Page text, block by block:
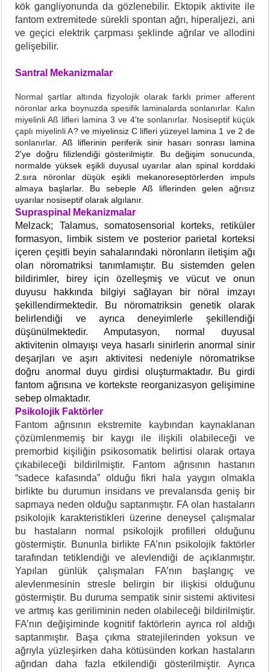
kök gangliyonunda da gözlenebilir. Ektopik aktivite ile
fantom extremitede sürekli spontan ağrı, hiperaljezi, ani
ve geçici elektrik çarpması şeklinde ağrılar ve allodini
gelişebilir.
Santral Mekanizmalar
Normal şartlar altında fizyolojik olarak farklı primer afferent
nöronlar arka boynuzda spesifik laminalarda sonlanırlar. Kalın
miyelinli Aß lifleri lamina 3 ve 4'te sonlanırlar. Nosiseptif küçük
çaplı miyelinli A? ve miyelinsiz C lifleri yüzeyel lamina 1 ve 2 de
sonlanırlar.
Aß liflerinin periferik sinir hasarı sonrası lamina
2'ye doğru filizlendiği gösterilmiştir. Bu değişim sonucunda,
normalde yüksek eşikli duyusal uyarılar alan spinal korddaki
2.sıra nöronlar düşük eşikli mekanoreseptörlerden impuls
almaya başlarlar. Bu sebeple Aß liflerinden gelen ağrısız
uyarılar nosiseptif olarak algılanır.
Supraspinal Mekanizmalar
Melzack; Talamus, somatosensorial korteks, retiküler
formasyon, limbik sistem ve posterior parietal korteksi
içeren çeşitli beyin sahalarındaki nöronların iletişim ağı
olan nöromatriksi tanımlamıştır. Bu sistemden gelen
bildirimler, birey için özelleşmiş ve vücut ve onun
duyusu hakkında bilgiyi sağlayan bir nöral imzayı
şekillendirmektedir. Bu nöromatriksin genetik olarak
belirlendiği ve ayrıca deneyimlerle şekillendiği
düşünülmektedir. Amputasyon, normal duyusal
aktivitenin olmayışı veya hasarlı sinirlerin anormal sinir
deşarjları ve aşırı aktivitesi nedeniyle nöromatrikse
doğru anormal duyu girdisi oluşturmaktadır. Bu girdi
fantom ağrısına ve kortekste reorganizasyon gelişimine
sebep olmaktadır.
Psikolojik Faktörler
Fantom ağrısının ekstremite kaybından kaynaklanan
çözümlenmemiş bir kaygı ile ilişkili olabileceği ve
premorbid kişiliğin psikosomatik belirtisi olarak ortaya
çıkabileceği bildirilmiştir. Fantom ağrısının hastanın
“sadece kafasında” olduğu fikri hala yaygın olmakla
birlikte bu durumun insidans ve prevalansda geniş bir
sapmaya neden olduğu saptanmıştır. FA olan hastaların
psikolojik karakteristikleri üzerine deneysel çalışmalar
bu hastaların normal psikolojik profilleri olduğunu
göstermiştir. Bununla birlikte FA’nın psikolojik faktörler
tarafından tetiklendiği ve alevlendiği de açıklanmıştır.
Yapılan günlük çalışmaları FA’nın başlangıç ve
alevlenmesinin stresle belirgin bir ilişkisi olduğunu
göstermiştir. Bu duruma sempatik sinir sistemi aktivitesi
ve artmış kas geriliminin neden olabileceği bildirilmiştir.
FA’nın değişiminde kognitif faktörlerin ayrıca rol aldığı
saptanmıştır. Başa çıkma stratejilerinden yoksun ve
ağrıyla yüzleşirken daha kötüsünden korkan hastaların
ağrıdan daha fazla etkilendiği gösterilmiştir. Ayrıca